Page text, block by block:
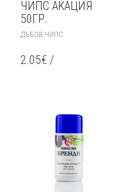
ЧИПС АКАЦИЯ
50ГР.
ДЪБОВ ЧИПС
2.05€ /